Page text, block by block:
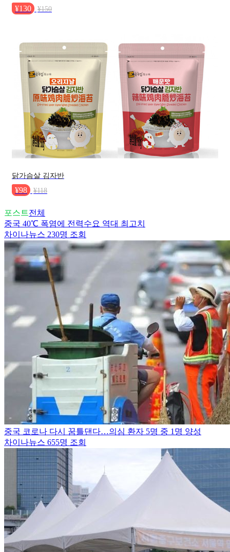
¥130 ¥150
닭가슴살 김자반
¥98 ¥118
포스트전체
중국 40℃ 폭염에 전력수요 역대 최고치
차이나뉴스 230명 조회
중국 코로나 다시 꿈틀댄다…의심 환자 5명 중 1명 양성
차이나뉴스 655명 조회